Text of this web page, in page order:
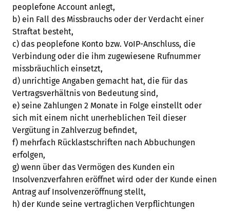
peoplefone Account anlegt,
b) ein Fall des Missbrauchs oder der Verdacht einer
Straftat besteht,
c) das peoplefone Konto bzw. VoIP-Anschluss, die
Verbindung oder die ihm zugewiesene Rufnummer
missbräuchlich einsetzt,
d) unrichtige Angaben gemacht hat, die für das
Vertragsverhältnis von Bedeutung sind,
e) seine Zahlungen 2 Monate in Folge einstellt oder
sich mit einem nicht unerheblichen Teil dieser
Vergütung in Zahlverzug befindet,
f) mehrfach Rücklastschriften nach Abbuchungen
erfolgen,
g) wenn über das Vermögen des Kunden ein
Insolvenzverfahren eröffnet wird oder der Kunde einen
Antrag auf Insolvenzeröffnung stellt,
h) der Kunde seine vertraglichen Verpflichtungen